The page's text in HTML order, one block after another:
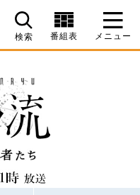
検索 番組表 メニュー